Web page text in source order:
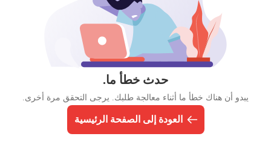
حدث خطأ ما.
يبدو أن هناك خطأ ما أثناء معالجة طلبك. يرجى التحقق مرة أخرى.
العودة إلى الصفحة الرئيسية